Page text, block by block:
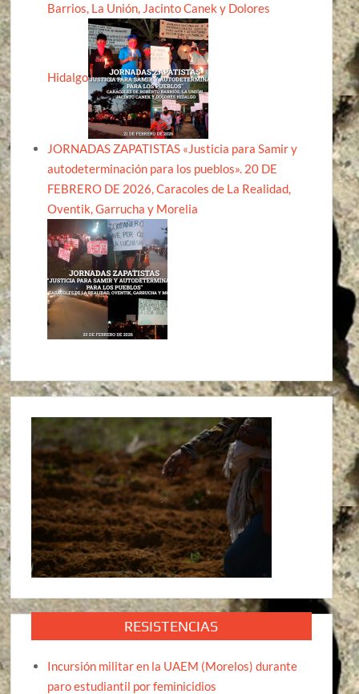
Barrios, La Unión, Jacinto Canek y Dolores
Hidalgo
JORNADAS ZAPATISTAS «Justicia para Samir y
autodeterminación para los pueblos». 20 DE
FEBRERO DE 2026, Caracoles de La Realidad,
Oventik, Garrucha y Morelia
RESISTENCIAS
Incursión militar en la UAEM (Morelos) durante
paro estudiantil por feminicidios